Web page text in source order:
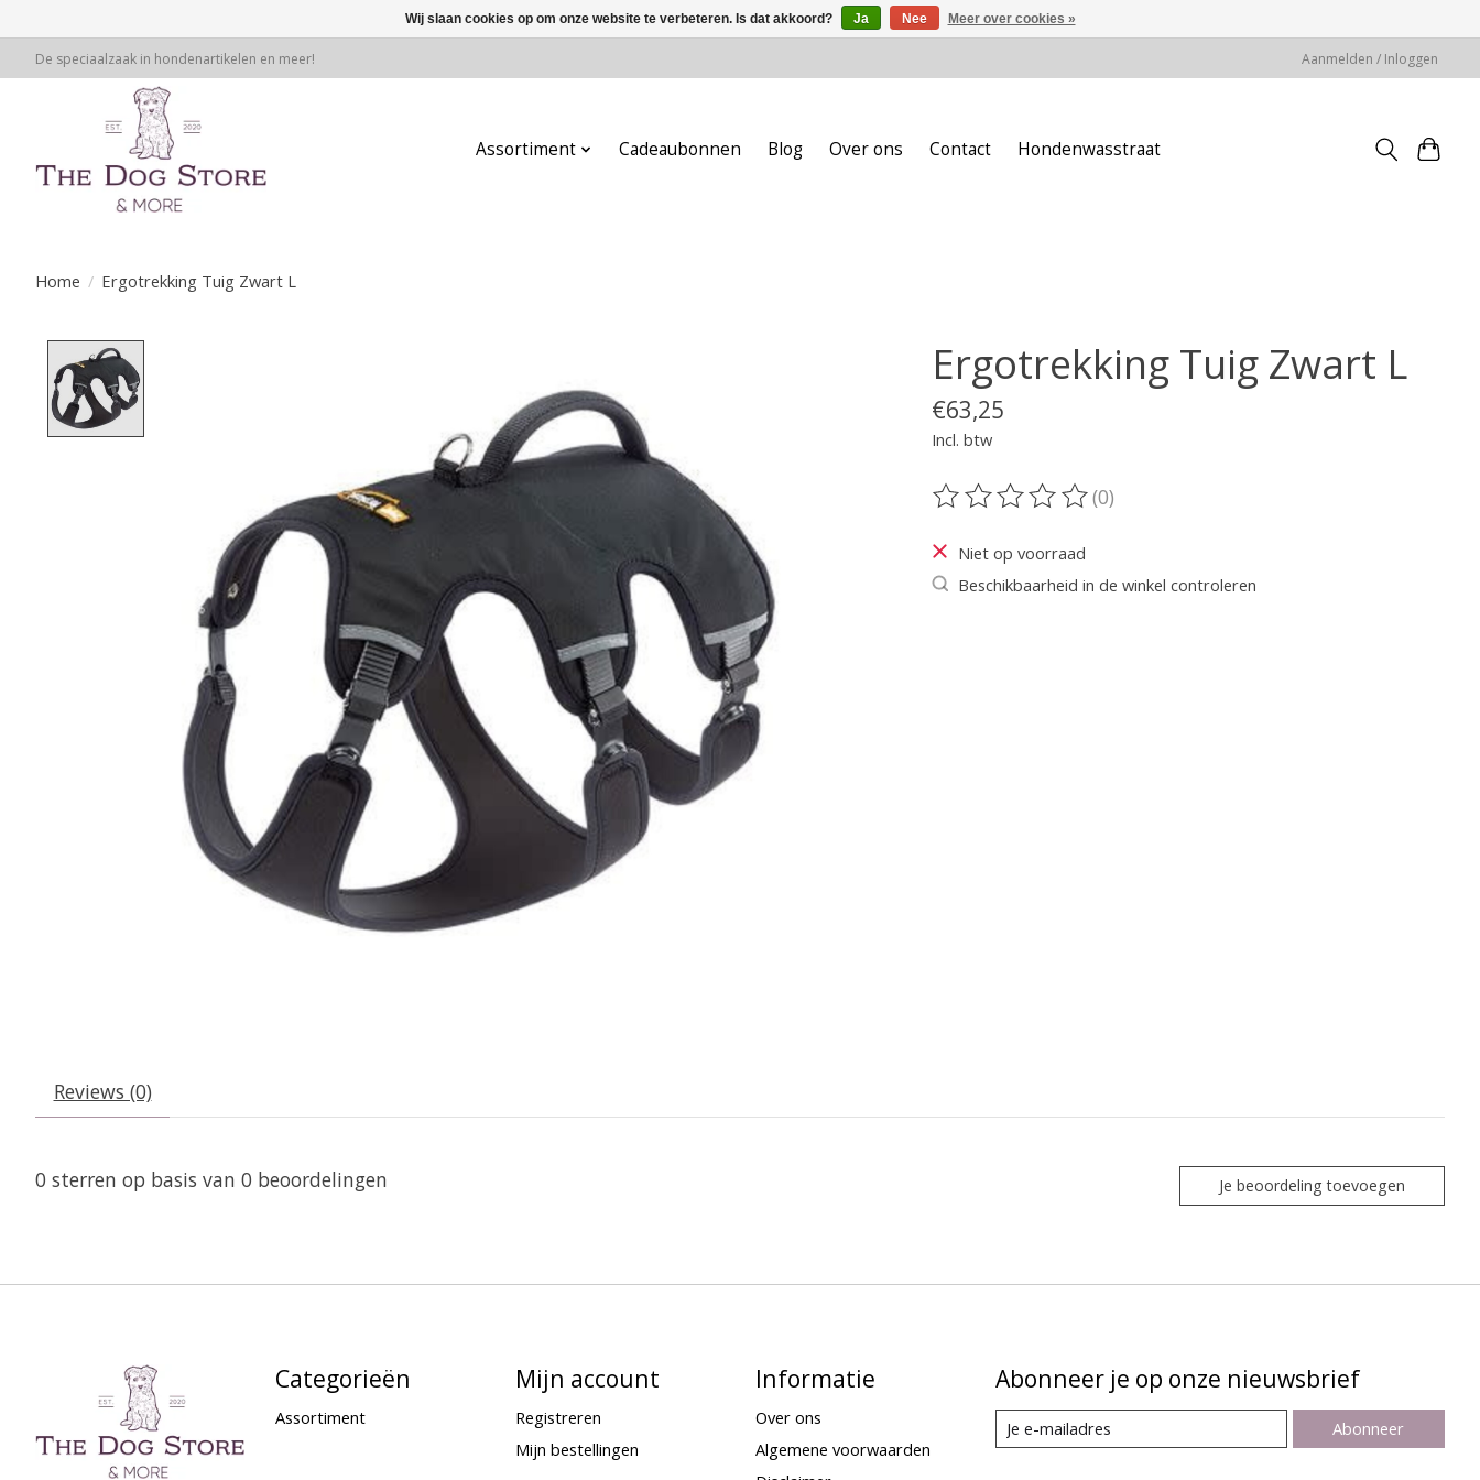
De speciaalzaak in hondenartikelen en meer! Aanmelden / Inloggen
Assortiment Cadeaubonnen Blog Over ons Contact Hondenwasstraat
Home / Ergotrekking Tuig Zwart L
Ergotrekking Tuig Zwart L
€63,25
Incl. btw
De beoordeling van dit product is
(0)
Niet op voorraad
Beschikbaarheid in de winkel controleren
Reviews (0)
0 sterren op basis van 0 beoordelingen Je beoordeling toevoegen
Categorieën
Assortiment
Mijn account
Registreren
Mijn bestellingen
Informatie
Over ons
Algemene voorwaarden
Abonneer je op onze nieuwsbrief
Abonneer
Wij slaan cookies op om onze website te verbeteren. Is dat akkoord? Ja Nee Meer over cookies »